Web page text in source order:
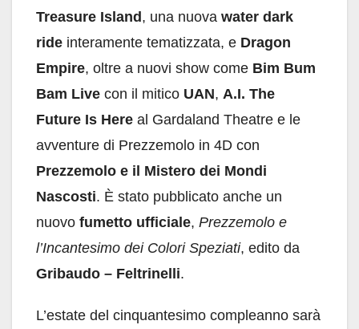
Treasure Island, una nuova water dark
ride interamente tematizzata, e Dragon
Empire, oltre a nuovi show come Bim Bum
Bam Live con il mitico UAN, A.I. The
Future Is Here al Gardaland Theatre e le
avventure di Prezzemolo in 4D con
Prezzemolo e il Mistero dei Mondi
Nascosti. È stato pubblicato anche un
nuovo fumetto ufficiale, Prezzemolo e
l’Incantesimo dei Colori Speziati, edito da
Gribaudo – Feltrinelli.
L’estate del cinquantesimo compleanno sarà